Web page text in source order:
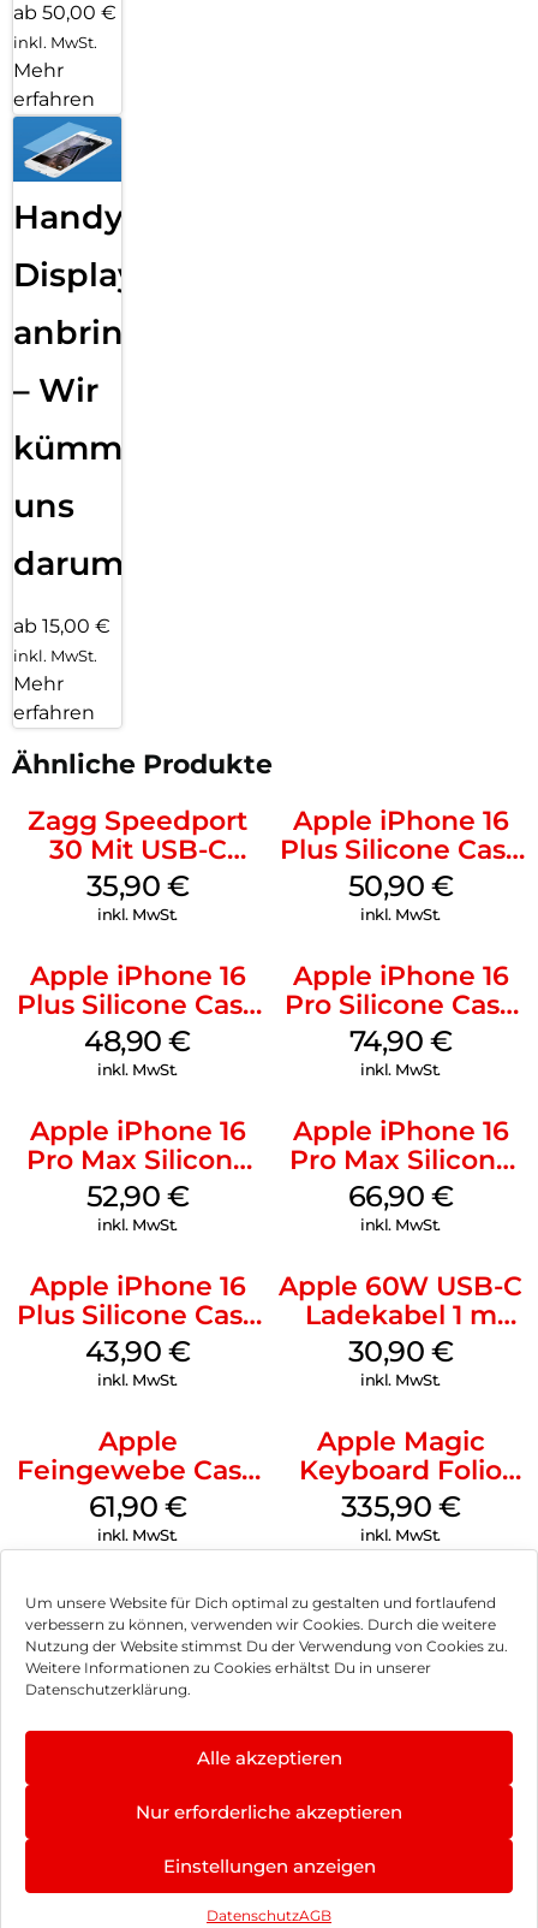
Um unsere Website für Dich optimal zu gestalten und fortlaufend
verbessern zu können, verwenden wir Cookies. Durch die weitere
Nutzung der Website stimmst Du der Verwendung von Cookies zu.
Weitere Informationen zu Cookies erhältst Du in unserer
Datenschutzerklärung.
Alle akzeptieren
Nur erforderliche akzeptieren
Einstellungen anzeigen
DatenschutzAGB
ab 50,00 €
inkl. MwSt.
Mehr
erfahren
Handy
Displayfolie
anbringen
– Wir
kümmern
uns
darum!
ab 15,00 €
inkl. MwSt.
Mehr
erfahren
Ähnliche Produkte
Zagg Speedport
30 Mit USB-C
Kabel Weiß
35,90 €
inkl. MwSt.
Apple iPhone 16
Plus Silicone Case
MagSafe Lake
Green
50,90 €
inkl. MwSt.
Apple iPhone 16
Plus Silicone Case
MagSafe Denim
48,90€
inkl. MwSt.
Apple iPhone 16
Pro Silicone Case
MagSafe Black
74,90 €
inkl. MwSt.
Apple iPhone 16
Pro Max Silicone
Case MagSafe
Ultramarine
52,90 €
inkl. MwSt.
Apple iPhone 16
Pro Max Silicone
Case MagSafe
Black
66,90 €
inkl. MwSt.
Apple iPhone 16
Plus Silicone Case
MagSafe Black
43,90 €
inkl. MwSt.
Apple 60W USB-C
Ladekabel 1 m
Weiß
30,90 €
inkl. MwSt.
Apple
Feingewebe Case
iPhone 15 Pro
MagSafe Schwarz
61,90 €
inkl. MwSt.
Apple Magic
Keyboard Folio
iPad 10.9″ (10.Gen.)
Weiß
335,90 €
inkl. MwSt.
Impressum
Hinweis zur Batterieentsorgung
Newsletter
, Brodos AG – All Rights Reserved.
★★★★★